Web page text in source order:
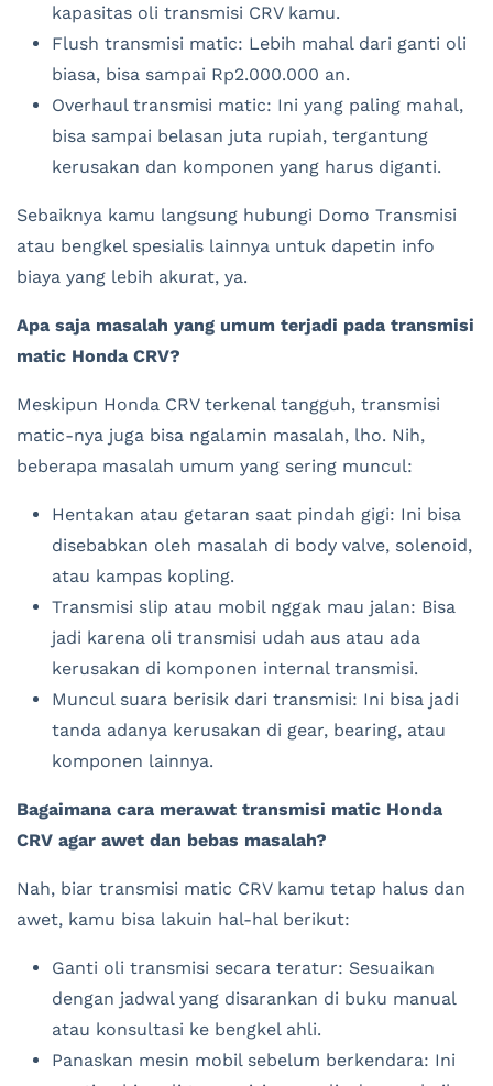
kapasitas oli transmisi CRV kamu.
Flush transmisi matic: Lebih mahal dari ganti oli
biasa, bisa sampai Rp2.000.000 an.
Overhaul transmisi matic: Ini yang paling mahal,
bisa sampai belasan juta rupiah, tergantung
kerusakan dan komponen yang harus diganti.
Sebaiknya kamu langsung hubungi Domo Transmisi
atau bengkel spesialis lainnya untuk dapetin info
biaya yang lebih akurat, ya.
Apa saja masalah yang umum terjadi pada transmisi
matic Honda CRV?
Meskipun Honda CRV terkenal tangguh, transmisi
matic-nya juga bisa ngalamin masalah, lho. Nih,
beberapa masalah umum yang sering muncul:
Hentakan atau getaran saat pindah gigi: Ini bisa
disebabkan oleh masalah di body valve, solenoid,
atau kampas kopling.
Transmisi slip atau mobil nggak mau jalan: Bisa
jadi karena oli transmisi udah aus atau ada
kerusakan di komponen internal transmisi.
Muncul suara berisik dari transmisi: Ini bisa jadi
tanda adanya kerusakan di gear, bearing, atau
komponen lainnya.
Bagaimana cara merawat transmisi matic Honda
CRV agar awet dan bebas masalah?
Nah, biar transmisi matic CRV kamu tetap halus dan
awet, kamu bisa lakuin hal-hal berikut:
Ganti oli transmisi secara teratur: Sesuaikan
dengan jadwal yang disarankan di buku manual
atau konsultasi ke bengkel ahli.
Panaskan mesin mobil sebelum berkendara: Ini